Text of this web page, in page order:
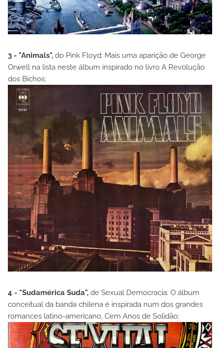
3 - "Animals", do Pink Floyd: Mais uma aparição de George
Orwell na lista neste álbum inspirado no livro A Revolução
dos Bichos;
4 - "Sudamérica Suda", de Sexual Democracia: O álbum
conceitual da banda chilena é inspirada num dos grandes
romances latino-americano, Cem Anos de Solidão;